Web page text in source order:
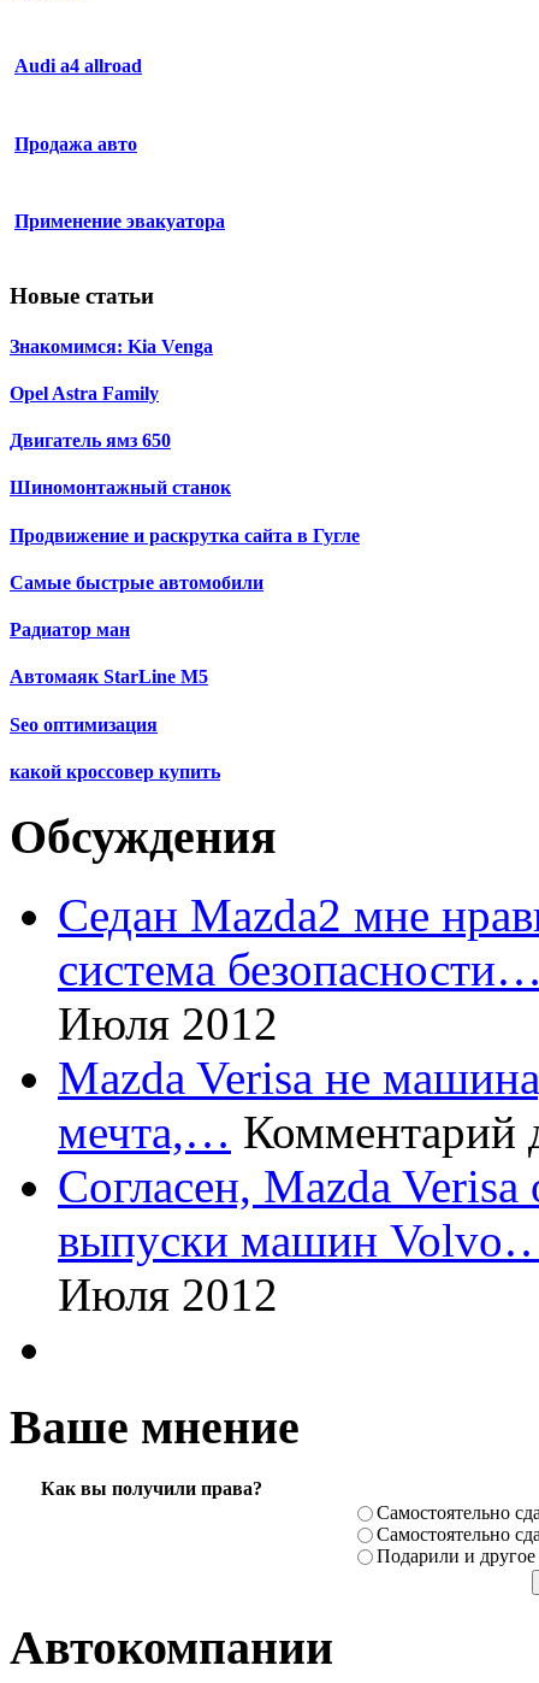
Audi a4 allroad
Продажа авто
Применение эвакуатора
Новые статьи
Знакомимся: Kia Venga
Opel Astra Family
Двигатель ямз 650
Шиномонтажный станок
Продвижение и раскрутка сайта в Гугле
Самые быстрые автомобили
Радиатор ман
Автомаяк StarLine М5
Seo оптимизация
какой кроссовер купить
Обсуждения
Седан Mazda2 мне
система
Июля 2012
Mazda Verisa не
мечта,… Комментарий
Согласен, Mazda
выпуски машин
Июля 2012
Ваше мнение
Как вы получили права?
Самостоя­тельно
Самостоя­тельно
Подарили­ и другое
Автокомпании